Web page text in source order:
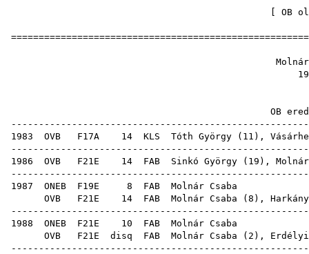
OB
OB
1983 OVB F17A 14 KLS Tóth György ( 11 ),
1986 OVB F21E 14 FAB Sinkó György ( 19 ),
1987 ONEB F19E 8 FAB
OVB F21E 14 FAB Molnár Csaba ( 8 ),
1988 ONEB F21E 10 FAB
OVB F21E disq FAB Molnár Csaba ( 2 ),